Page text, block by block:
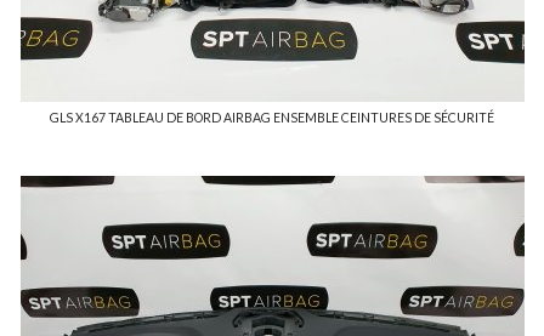
GLS X167 TABLEAU DE BORD AIRBAG ENSEMBLE CEINTURES DE SÉCURITÉ